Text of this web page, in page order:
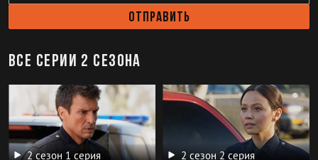
Отправить
Все серии 2 сезона
2 сезон 1 серия 2 сезон 2 серия